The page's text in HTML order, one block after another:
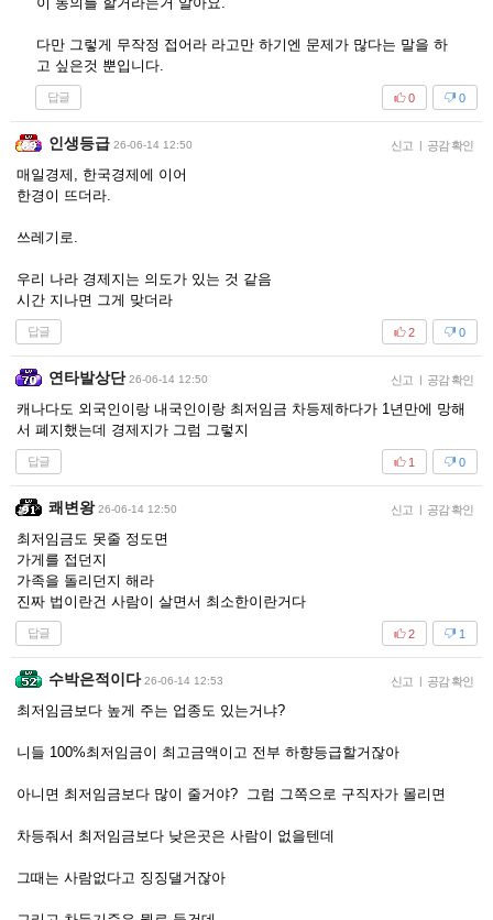
다만 그렇게 무작정 접어라 라고만 하기엔 문제가 많다는 말을 하
고 싶은것 뿐입니다.
답글 0
0
인생등급 26-06-14 12:50 신고 공감 확인
매일경제, 한국경제에 이어
한경이 뜨더라.
쓰레기로.
우리 나라 경제지는 의도가 있는 것 같음
시간 지나면 그게 맞더라
답글 0
2
연타발상단 26-06-14 12:50 신고 공감 확인
캐나다도 외국인이랑 내국인이랑 최저임금 차등제하다가 1년만에 망해
서 폐지했는데 경제지가 그럼 그렇지
답글 0
1
쾌변왕 26-06-14 12:50 신고 공감 확인
최저임금도 못줄 정도면
가게를 접던지
가족을 돌리던지 해라
진짜 법이란건 사람이 살면서 최소한이란거다
답글 1
2
수박은적이다 26-06-14 12:53 신고 공감 확인
최저임금보다 높게 주는 업종도 있는거냐?
니들 100%최저임금이 최고금액이고 전부 하향등급할거잖아
아니면 최저임금보다 많이 줄거야? 그럼 그쪽으로 구직자가 몰리면
차등줘서 최저임금보다 낮은곳은 사람이 없을텐데
그때는 사람없다고 징징댈거잖아